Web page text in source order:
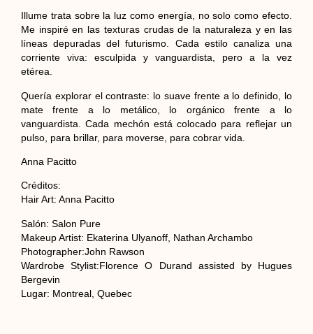
Illume trata sobre la luz como energía, no solo como efecto.
Me inspiré en las texturas crudas de la naturaleza y en las
líneas depuradas del futurismo. Cada estilo canaliza una
corriente viva: esculpida y vanguardista, pero a la vez
etérea.
Quería explorar el contraste: lo suave frente a lo definido, lo
mate frente a lo metálico, lo orgánico frente a lo
vanguardista. Cada mechón está colocado para reflejar un
pulso, para brillar, para moverse, para cobrar vida.
Anna Pacitto
Créditos:
Hair Art: Anna Pacitto
Salón: Salon Pure
Makeup Artist: Ekaterina Ulyanoff, Nathan Archambo
Photographer:John Rawson
Wardrobe Stylist:Florence O Durand assisted by Hugues
Bergevin
Lugar: Montreal, Quebec